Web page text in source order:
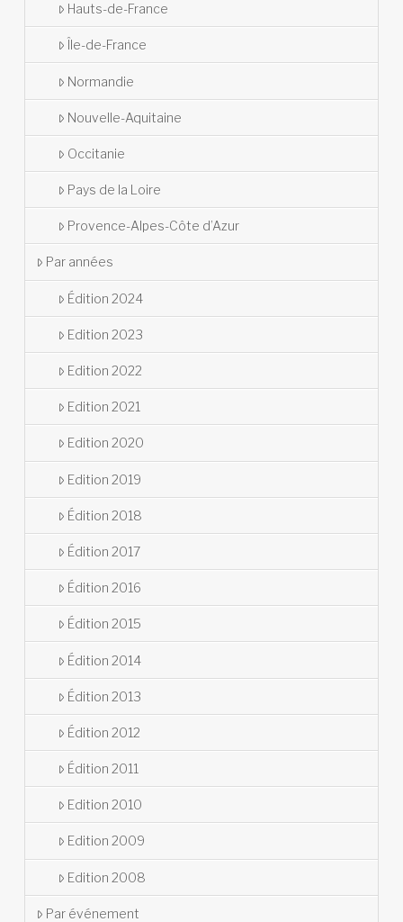
Hauts-de-France
Île-de-France
Normandie
Nouvelle-Aquitaine
Occitanie
Pays de la Loire
Provence-Alpes-Côte d’Azur
Par années
Édition 2024
Edition 2023
Edition 2022
Edition 2021
Edition 2020
Edition 2019
Édition 2018
Édition 2017
Édition 2016
Édition 2015
Édition 2014
Édition 2013
Édition 2012
Édition 2011
Edition 2010
Edition 2009
Edition 2008
Par événement